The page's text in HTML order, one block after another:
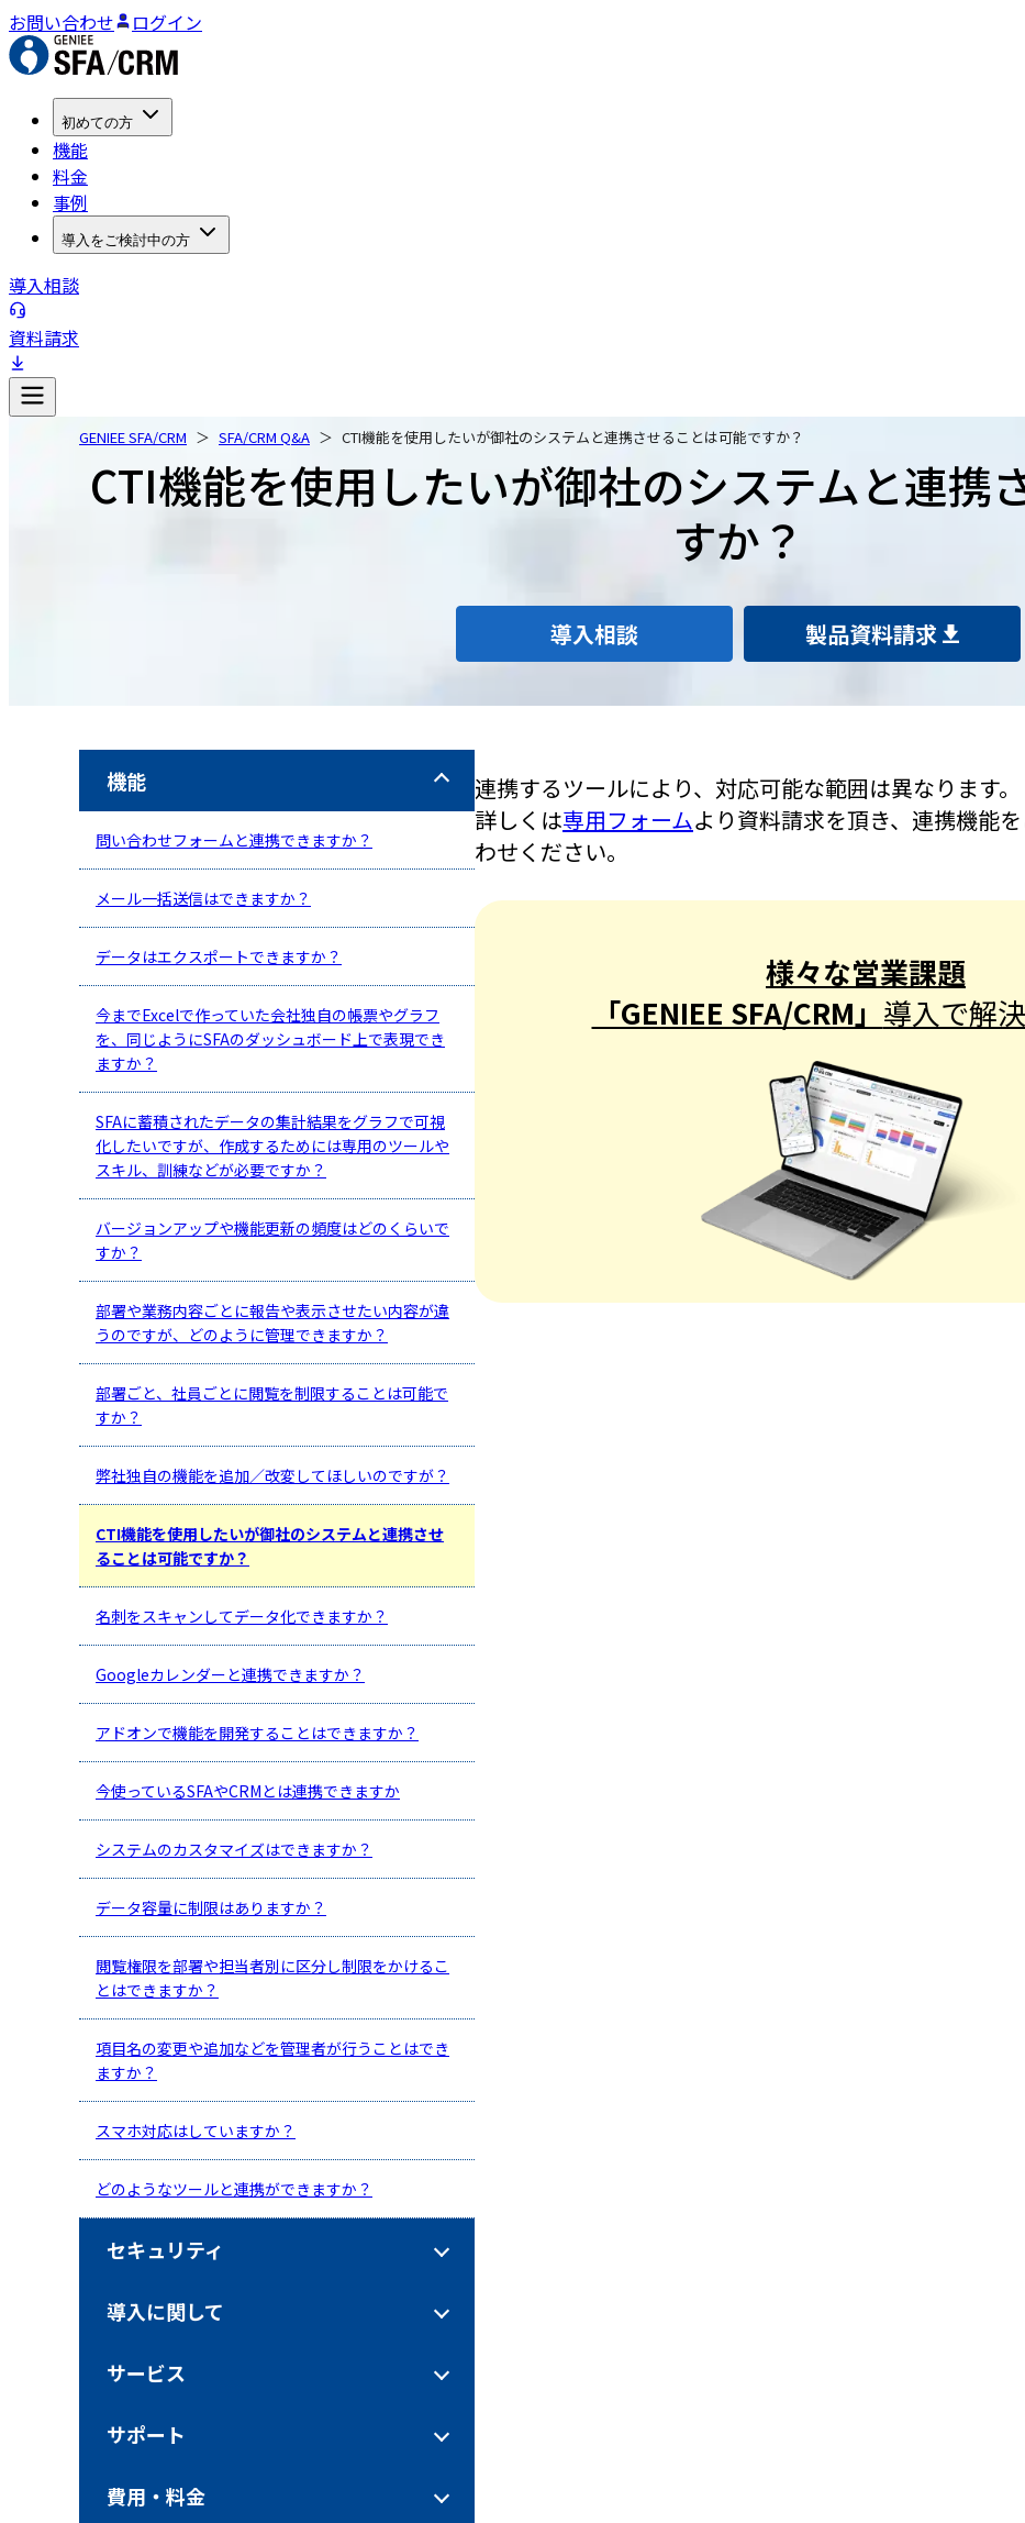
お問い合わせ ログイン
初めての方
機能
料金
事例
導入をご検討中の方
導入相談
資料請求
GENIEE SFA/CRM SFA/CRM Q&A CTI機能を使用したいが御社のシステムと連携させることは可能ですか？
CTI機能を使用したいが御社のシステムと連携
すか？
導入相談 製品資料請求
機能
問い合わせフォームと連携できますか？
メール一括送信はできますか？
データはエクスポートできますか？
今までExcelで作っていた会社独自の帳票やグラフ
を、同じようにSFAのダッシュボード上で表現でき
ますか？
SFAに蓄積されたデータの集計結果をグラフで可視
化したいですが、作成するためには専用のツールや
スキル、訓練などが必要ですか？
バージョンアップや機能更新の頻度はどのくらいで
すか？
部署や業務内容ごとに報告や表示させたい内容が違
うのですが、どのように管理できますか？
部署ごと、社員ごとに閲覧を制限することは可能で
すか？
弊社独自の機能を追加／改変してほしいのですが？
CTI機能を使用したいが御社のシステムと連携させ
ることは可能ですか？
名刺をスキャンしてデータ化できますか？
Googleカレンダーと連携できますか？
アドオンで機能を開発することはできますか？
今使っているSFAやCRMとは連携できますか
システムのカスタマイズはできますか？
データ容量に制限はありますか？
閲覧権限を部署や担当者別に区分し制限をかけるこ
とはできますか？
項目名の変更や追加などを管理者が行うことはでき
ますか？
スマホ対応はしていますか？
どのようなツールと連携ができますか？
セキュリティ
導入に関して
サービス
サポート
費用・料金
連携するツールにより、対応可能な範囲は異なります。
詳しくは専用フォームより資料請求を頂き、連携機能
わせください。
様々な営業課題
「GENIEE SFA/CRM」 導入で解